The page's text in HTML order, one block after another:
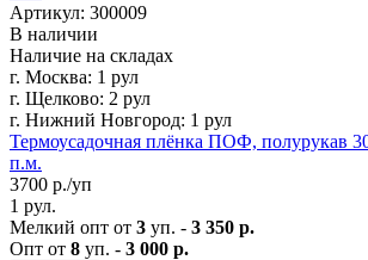
Артикул: 300009
В наличии
Наличие на складах
г. Москва: 1 рул
г. Щелково: 2 рул
г. Нижний Новгород: 1 рул
Термоусадочная плёнка ПОФ, полурукав
п.м.
3700 р./уп
1 рул.
Мелкий опт от 3 уп. - 3 350 р.
Опт от 8 уп. - 3 000 р.